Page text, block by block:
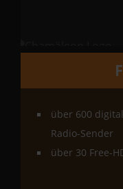
über 600
Radio-Sender
über 30 Free-